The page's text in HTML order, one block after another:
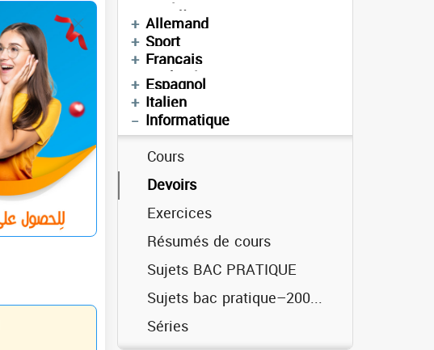
Anglais
Mathématiques
العربية
Allemand
Devoirs
Sport
Enchainement
Français
Devoirs
Technologie
Cours
Devoirs
Espagnol
Cours
Italien
Devoirs
Informatique
Cours
Devoirs
Exercices
Résumés de cours
Sujets BAC PRATIQUE
Sujets bac pratique–2008 –2014
Séries
Cours
Devoirs
Résumés
Séries